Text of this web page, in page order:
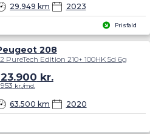
Prisfald
29.949 km 2023
208
PureTech Edition 210+ 100HK 5d 6g
63.500 km 2020
kr.
kr./md.